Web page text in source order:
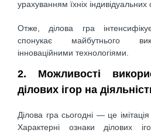
урахуванням їхніх
Отже, ділова гра
спонукає майбутнього
інноваційними технологіями.
2. Можливості
ділових ігор на
Ділова гра сьогодні — це імітація
Характерні ознаки ділових